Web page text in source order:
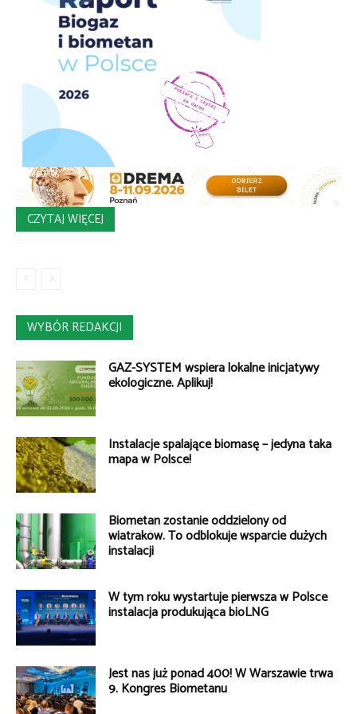
CZYTAJ WIĘCEJ
WYBÓR REDAKCJI
GAZ-SYSTEM wspiera lokalne inicjatywy
ekologiczne. Aplikuj!
Instalacje spalające biomasę – jedyna taka
mapa w Polsce!
Biometan zostanie oddzielony od
wiatraków. To odblokuje wsparcie dużych
instalacji
W tym roku wystartuje pierwsza w Polsce
instalacja produkująca bioLNG
Jest nas już ponad 400! W Warszawie trwa
9. Kongres Biometanu